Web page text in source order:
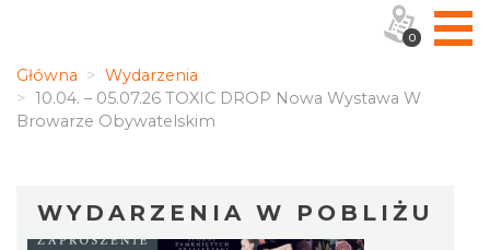
Główna
Wydarzenia
10.04. – 05.07.26 TOXIC DROP Nowa Wystawa W
Browarze Obywatelskim
WYDARZENIA W POBLIŻU
0